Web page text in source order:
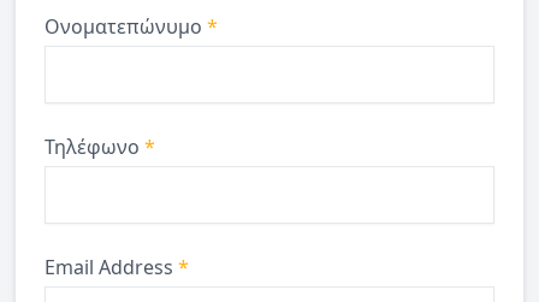
Ονοματεπώνυμο *
Τηλέφωνο *
Email Address *